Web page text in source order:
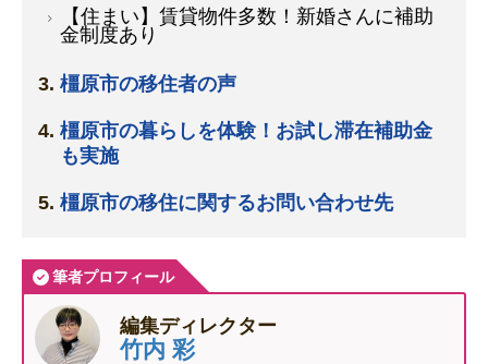
【住まい】賃貸物件多数！新婚さんに補助
金制度あり
橿原市の移住者の声
橿原市の暮らしを体験！お試し滞在補助金
も実施
橿原市の移住に関するお問い合わせ先
筆者プロフィール
編集ディレクター
竹内 彩